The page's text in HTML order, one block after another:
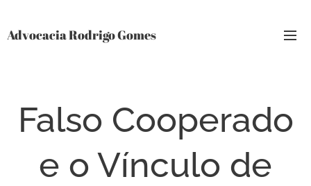
Advocacia Rodrigo Gomes
Falso Cooperado
e o Vínculo de